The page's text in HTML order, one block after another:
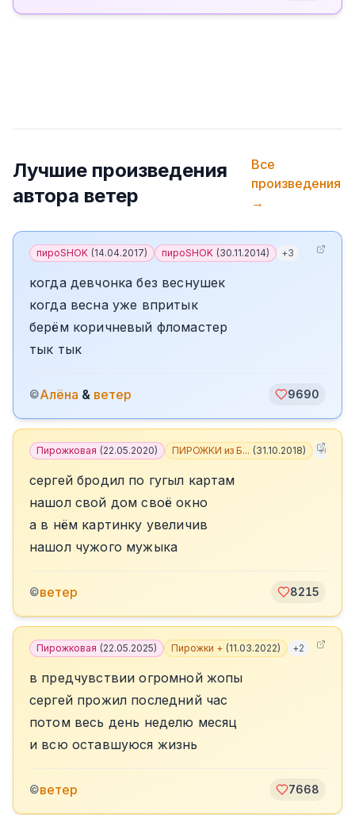
Лучшие произведения
автора ветер
Все
произведения
→
пироSHOK (14.04.2017) пироSHOK (30.11.2014) +3
когда девчонка без веснушек
когда весна уже впритык
берём коричневый фломастер
тык тык
©Алёна & ветер 9690
Пирожковая (22.05.2020) ПИРОЖКИ из Б... (31.10.2018) +6
сергей бродил по гугыл картам
нашол свой дом своё окно
а в нём картинку увеличив
нашол чужого мужыка
©ветер 8215
Пирожковая (22.05.2025) Пирожки + (11.03.2022) +2
в предчувствии огромной жопы
сергей прожил последний час
потом весь день неделю месяц
и всю оставшуюся жизнь
©ветер 7668